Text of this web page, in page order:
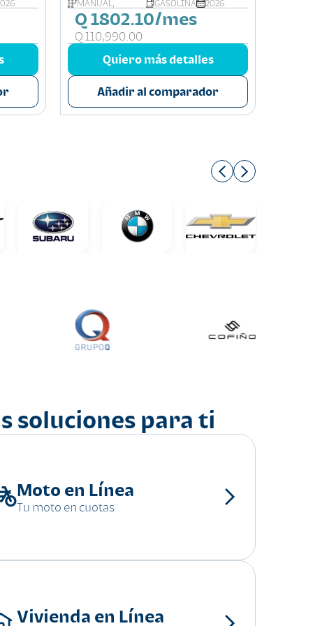
MANUAL,
GASOLINA 2026
Q 1802.10/mes
Q 110,990.00
Quiero más detalles
Añadir al comparador
soluciones para ti
Moto en Línea
Tu moto en cuotas
Vivienda en Línea